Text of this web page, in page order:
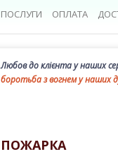
ПОСЛУГИ ОПЛАТА
Любов до клієнта у наших
боротьба з вогнем у наших
ПОЖАРКА